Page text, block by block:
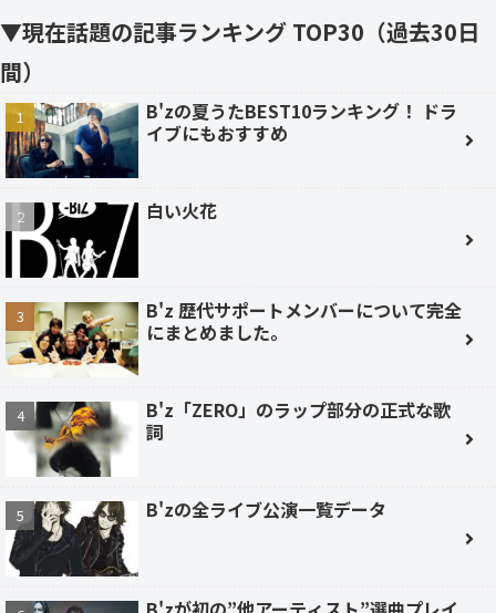
▼現在話題の記事ランキング TOP30（過去30日
間）
B'zの夏うたBEST10ランキング！ ドラ
イブにもおすすめ
白い火花
B'z 歴代サポートメンバーについて完全
にまとめました。
B'z「ZERO」のラップ部分の正式な歌
詞
B'zの全ライブ公演一覧データ